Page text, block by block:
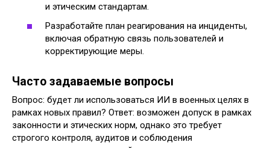
и этическим стандартам.
Разработайте план реагирования на инциденты,
включая обратную связь пользователей и
корректирующие меры.
Часто задаваемые вопросы
Вопрос: будет ли использоваться ИИ в военных целях в
рамках новых правил? Ответ: возможен допуск в рамках
законности и этических норм, однако это требует
строгого контроля, аудитов и соблюдения